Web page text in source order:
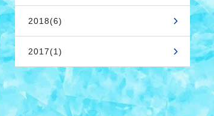
2018(6)
2017(1)